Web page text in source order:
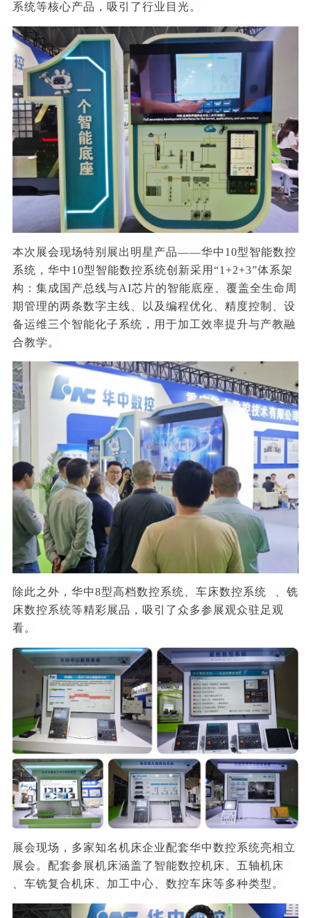
系统等核心产品，吸引了行业目光。
本次展会现场特别展出明星产品——华中10型智能数控
系统，华中10型智能数控系统创新采用“1+2+3”体系架
构：集成国产总线与AI芯片的智能底座、覆盖全生命周
期管理的两条数字主线、以及编程优化、精度控制、设
备运维三个智能化子系统，用于加工效率提升与产教融
合教学。
除此之外，华中8型高档数控系统、 车床数控系统
、铣
床数控系统等精彩展品，吸引了众多参展观众驻足观
看。
展会现场，多家知名机床企业配套华中数控系统亮相立
展会。配套参展机床涵盖了智能数控机床、 五轴机床
、车铣复合机床、加工中心、数控车床等多种类型。